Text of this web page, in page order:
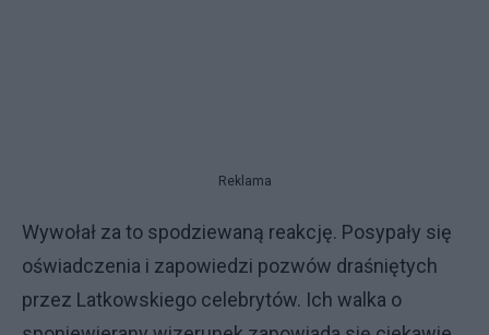
Reklama
Wywołał za to spodziewaną reakcję. Posypały się
oświadczenia i zapowiedzi pozwów draśniętych
przez Latkowskiego celebrytów. Ich walka o